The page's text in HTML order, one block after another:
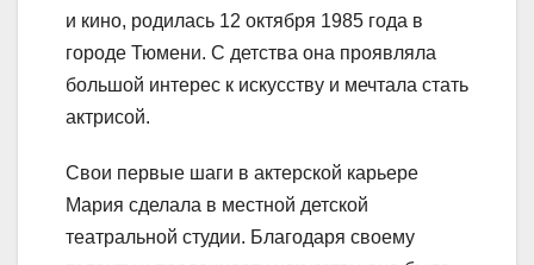
и кино, родилась 12 октября 1985 года в
городе Тюмени. С детства она проявляла
большой интерес к искусству и мечтала стать
актрисой.
Свои первые шаги в актерской карьере
Мария сделала в местной детской
театральной студии. Благодаря своему